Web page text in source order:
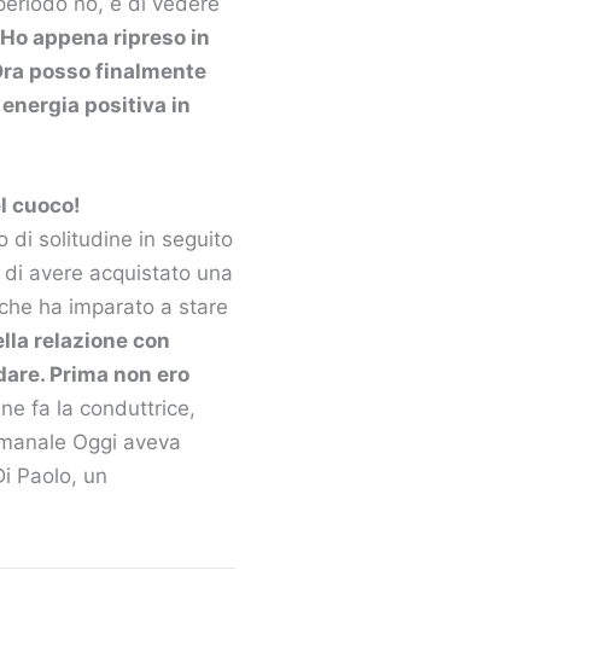
Ho appena ripreso in
posso finalmente
positiva in
cuoco!
di solitudine in seguito
avere acquistato una
ha imparato a stare
relazione con
Prima non ero
fa la conduttrice,
Oggi aveva
Paolo, un